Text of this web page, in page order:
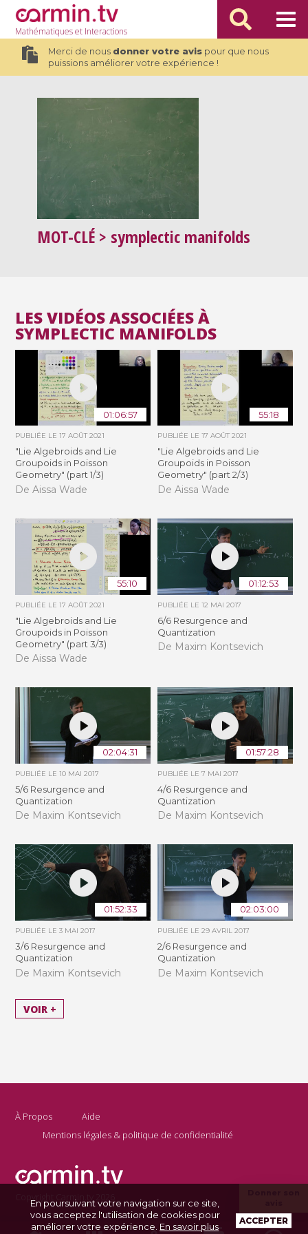
Mathématiqueset Interactions
Merci de nous donner votre avispour que nous
puissions améliorer votre expérience !
MOT-CLÉ > symplectic manifolds
LES VIDÉOS ASSOCIÉES À
SYMPLECTIC MANIFOLDS
01:06:57
PUBLIÉE LE17 AOÛT 2021
"Lie Algebroids and Lie
Groupoids in Poisson
Geometry" (part 1/3)
De Aissa Wade
55:18
PUBLIÉE LE 17 AOÛT 2021
"Lie Algebroids and Lie
Groupoids in Poisson
Geometry" (part 2/3)
De Aissa Wade
55:10
PUBLIÉE LE17 AOÛT 2021
"Lie Algebroids and Lie
Groupoids in Poisson
Geometry" (part 3/3)
De Aissa Wade
01:12:53
PUBLIÉE LE 12 MAI 2017
6/6 Resurgence and
Quantization
De Maxim Kontsevich
02:04:31
PUBLIÉE LE10 MAI 2017
5/6 Resurgence and
Quantization
De Maxim Kontsevich
01:57:28
PUBLIÉE LE 7 MAI 2017
4/6 Resurgence and
Quantization
De Maxim Kontsevich
01:52:33
PUBLIÉE LE3 MAI 2017
3/6 Resurgence and
Quantization
De Maxim Kontsevich
02:03:00
PUBLIÉE LE 29 AVRIL 2017
2/6 Resurgence and
Quantization
De Maxim Kontsevich
VOIR +
À Propos
Aide
Mentions légales & politique de confidentialité
Copyright Carmin.tv 2026
En poursuivant votre navigation sur ce site,
vous acceptez l'utilisation de cookies pour
améliorer votre expérience. En savoir plus
ACCEPTER